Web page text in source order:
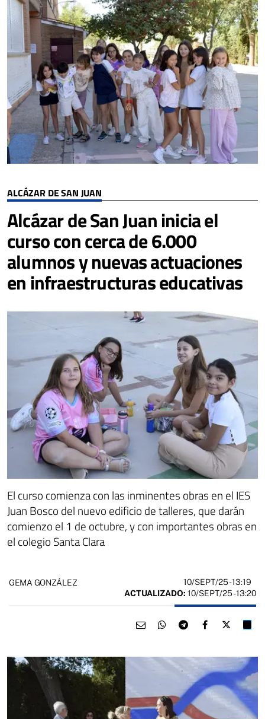
ALCÁZAR DE SAN JUAN
Alcázar de San Juan inicia el
curso con cerca de 6.000
alumnos y nuevas actuaciones
en infraestructuras educativas
El curso comienza con las inminentes obras en el IES
Juan Bosco del nuevo edificio de talleres, que darán
comienzo el 1 de octubre, y con importantes obras en
el colegio Santa Clara
GEMA GONZÁLEZ 10/SEPT/25- 13:19
ACTUALIZADO: 10/SEPT/25 - 13:20